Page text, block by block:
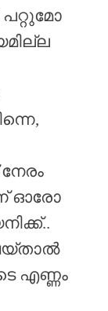
ഓരോ
എണ്ണം